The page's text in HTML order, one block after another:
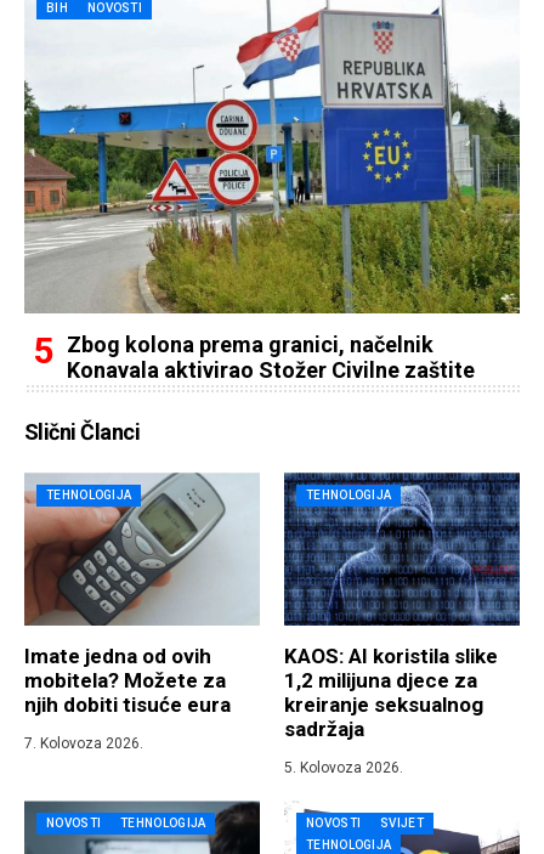
BIH NOVOSTI
Zbog kolona prema granici, načelnik
Konavala aktivirao Stožer Civilne zaštite
Slični Članci
TEHNOLOGIJA
Imate jedna od ovih
mobitela? Možete za
njih dobiti tisuće eura
7. Kolovoza 2026.
TEHNOLOGIJA
KAOS: AI koristila slike
1,2 milijuna djece za
kreiranje seksualnog
sadržaja
5. Kolovoza 2026.
NOVOSTI TEHNOLOGIJA NOVOSTI
SVIJET
TEHNOLOGIJA